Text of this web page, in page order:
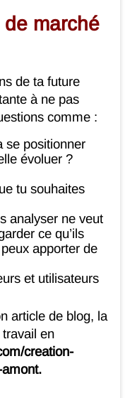
marché
de ta future
à ne pas
comme :
se positionner
évoluer ?
tu souhaites
analyser ne veut
ce qu’ils
apporter de
et utilisateurs
article de blog, la
travail en
creation-